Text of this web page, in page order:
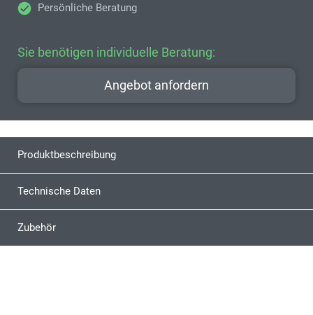
Persönliche Beratung
Sie benötigen individuelle Beratung:
Angebot anfordern
Produktbeschreibung
Technische Daten
Zubehör